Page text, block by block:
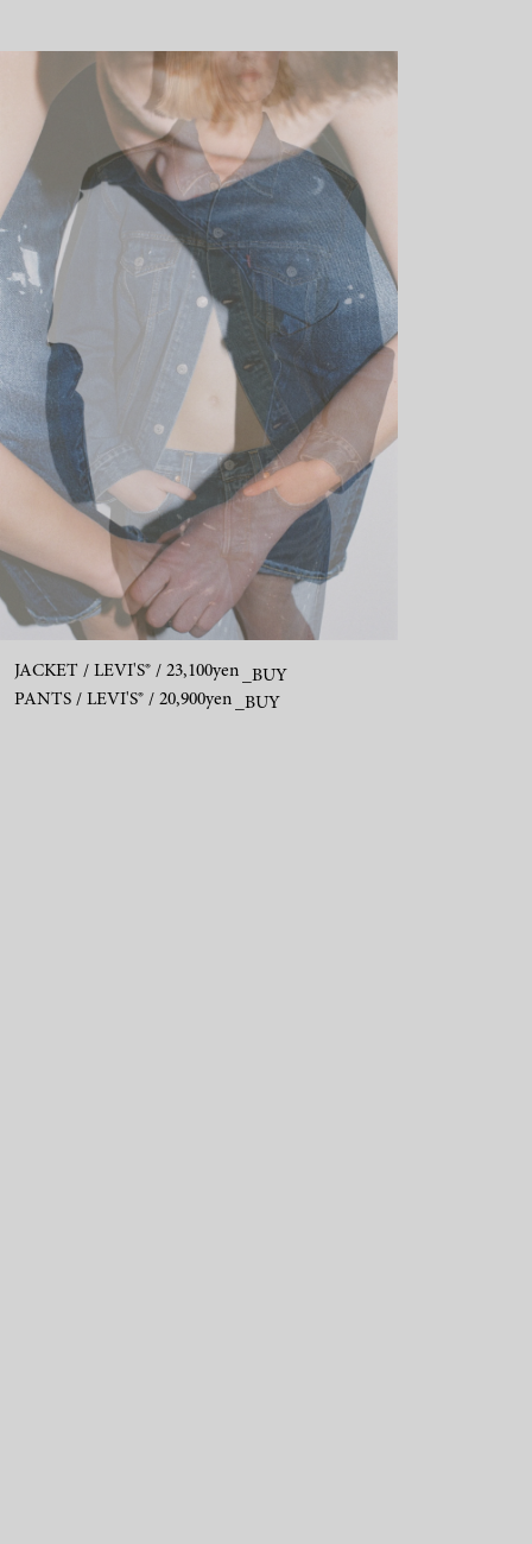
JACKET / LEVI'S® / 23,100yen
_BUY
PANTS / LEVI'S® / 20,900yen
_BUY